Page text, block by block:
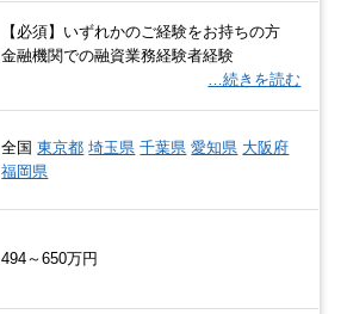
【必須】いずれかのご経験をお持ちの方
金融機関での融資業務経験者経験
…続きを読む
全国東京都 埼玉県 千葉県 愛知県 大阪府
福岡県
494～650万円